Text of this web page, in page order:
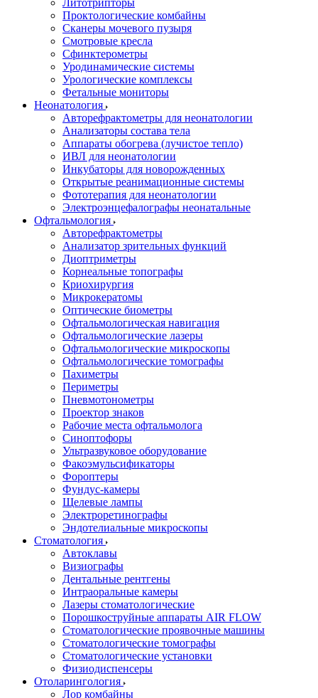
Литотрипторы
Проктологические комбайны
Сканеры мочевого пузыря
Смотровые кресла
Сфинктерометры
Уродинамические системы
Урологические комплексы
Фетальные мониторы
Неонатология
Авторефрактометры для неонатологии
Анализаторы состава тела
Аппараты обогрева (лучистое тепло)
ИВЛ для неонатологии
Инкубаторы для новорожденных
Открытые реанимационные системы
Фототерапия для неонатологии
Электроэнцефалографы неонатальные
Офтальмология
Авторефрактометры
Анализатор зрительных функций
Диоптриметры
Корнеальные топографы
Криохирургия
Микрокератомы
Оптические биометры
Офтальмологическая навигация
Офтальмологические лазеры
Офтальмологические микроскопы
Офтальмологические томографы
Пахиметры
Периметры
Пневмотонометры
Проектор знаков
Рабочие места офтальмолога
Синоптофоры
Ультразвуковое оборудование
Факоэмульсификаторы
Фороптеры
Фундус-камеры
Щелевые лампы
Электроретинографы
Эндотелиальные микроскопы
Стоматология
Автоклавы
Визиографы
Дентальные рентгены
Интраоральные камеры
Лазеры стоматологические
Порошкоструйные аппараты AIR FLOW
Стоматологические проявочные машины
Стоматологические томографы
Стоматологические установки
Физиодиспенсеры
Отоларингология
Лор комбайны